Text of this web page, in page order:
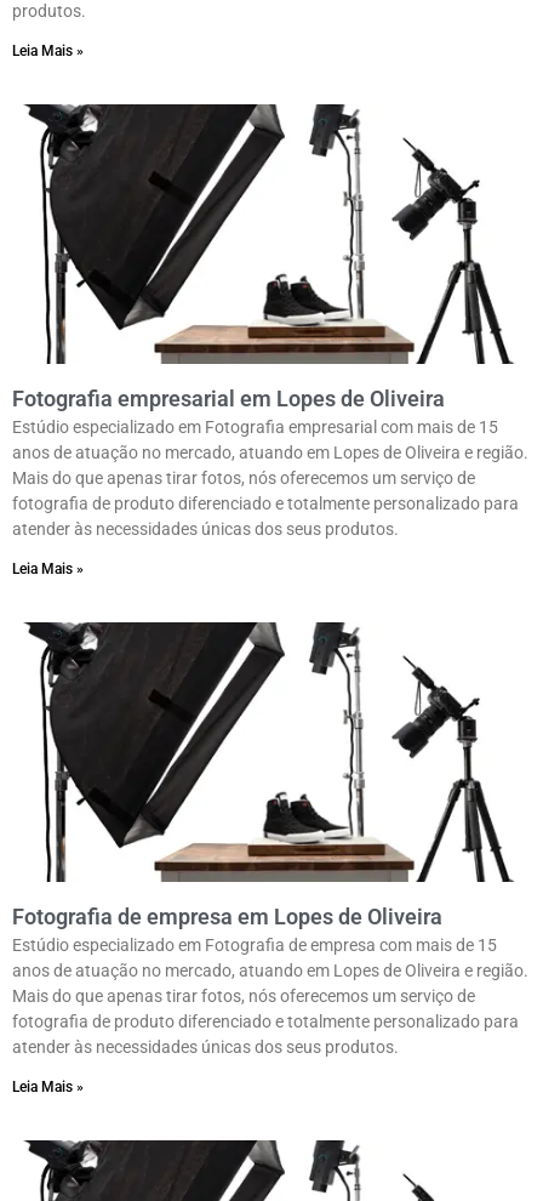
produtos.
Leia Mais »
Fotografia empresarial em Lopes de Oliveira
Estúdio especializado em Fotografia empresarial com mais de 15
anos de atuação no mercado, atuando em Lopes de Oliveira e região.
Mais do que apenas tirar fotos, nós oferecemos um serviço de
fotografia de produto diferenciado e totalmente personalizado para
atender às necessidades únicas dos seus produtos.
Leia Mais »
Fotografia de empresa em Lopes de Oliveira
Estúdio especializado em Fotografia de empresa com mais de 15
anos de atuação no mercado, atuando em Lopes de Oliveira e região.
Mais do que apenas tirar fotos, nós oferecemos um serviço de
fotografia de produto diferenciado e totalmente personalizado para
atender às necessidades únicas dos seus produtos.
Leia Mais »